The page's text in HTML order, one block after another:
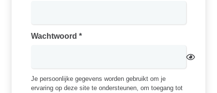
Wachtwoord *Vereist
Je persoonlijke gegevens worden gebruikt om je
ervaring op deze site te ondersteunen, om toegang tot